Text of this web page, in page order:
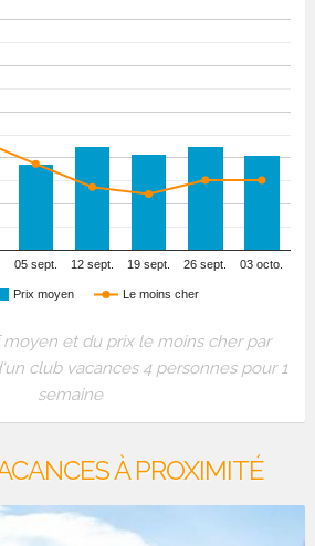
Prix moyen Le moins cher
05 sept. 12 sept. 19 sept. 26 sept. 03 octo.
et du prix le moins cher par
club vacances 4 personnes pour 1
semaine
À PROXIMITÉ